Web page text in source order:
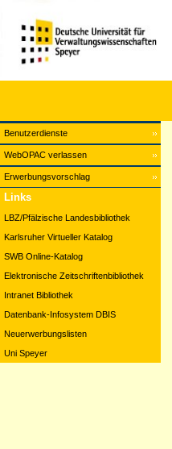
Benutzerdienste
WebOPAC verlassen
Erwerbungsvorschlag
Links
LBZ/Pfälzische Landesbibliothek
Karlsruher Virtueller Katalog
SWB Online-Katalog
Elektronische Zeitschriftenbibliothek
Intranet Bibliothek
Datenbank-Infosystem DBIS
Neuerwerbungslisten
Uni Speyer